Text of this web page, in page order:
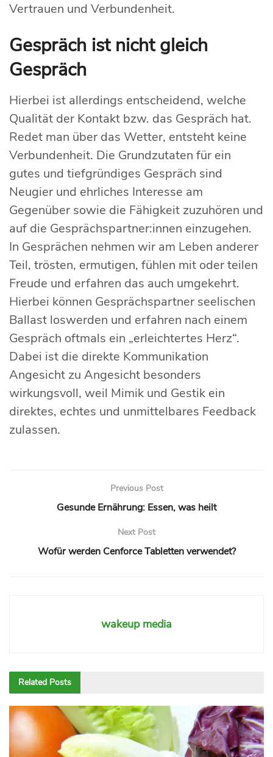
Vertrauen und Verbundenheit.
Gespräch ist nicht gleich
Gespräch
Hierbei ist allerdings entscheidend, welche
Qualität der Kontakt bzw. das Gespräch hat.
Redet man über das Wetter, entsteht keine
Verbundenheit. Die Grundzutaten für ein
gutes und tiefgründiges Gespräch sind
Neugier und ehrliches Interesse am
Gegenüber sowie die Fähigkeit zuzuhören und
auf die Gesprächspartner:innen einzugehen.
In Gesprächen nehmen wir am Leben anderer
Teil, trösten, ermutigen, fühlen mit oder teilen
Freude und erfahren das auch umgekehrt.
Hierbei können Gesprächspartner seelischen
Ballast loswerden und erfahren nach einem
Gespräch oftmals ein „erleichtertes Herz“.
Dabei ist die direkte Kommunikation
Angesicht zu Angesicht besonders
wirkungsvoll, weil Mimik und Gestik ein
direktes, echtes und unmittelbares Feedback
zulassen.
Previous Post
Gesunde Ernährung: Essen, was heilt
Next Post
Wofür werden Cenforce Tabletten verwendet?
wakeup media
Related Posts